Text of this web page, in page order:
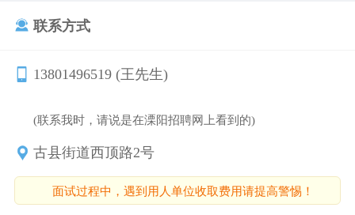
联系方式
13801496519 (王先生)
(联系我时，请说是在溧阳招聘网上看到的)
古县街道西顶路2号
面试过程中，遇到用人单位收取费用请提高警惕！